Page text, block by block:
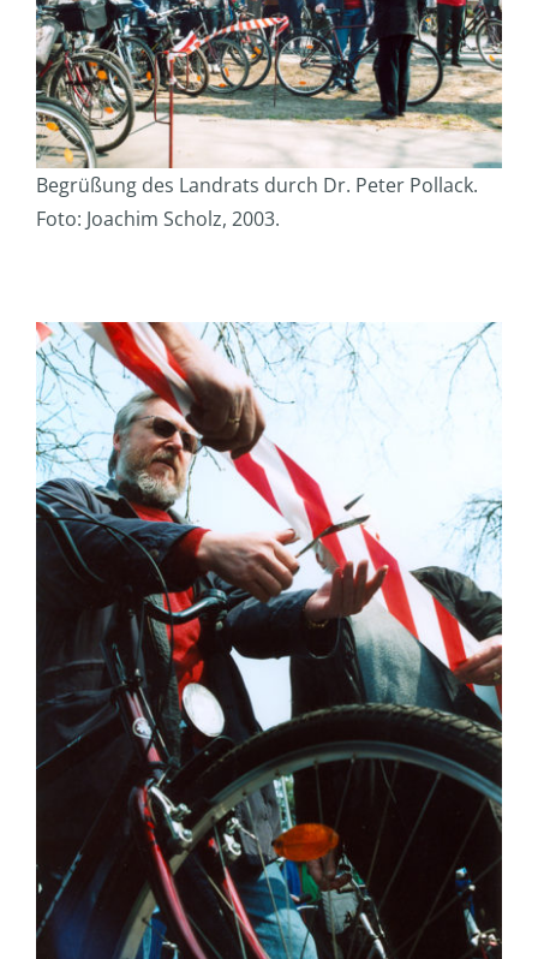
Begrüßung des Landrats durch Dr. Peter Pollack.
Foto: Joachim Scholz, 2003.